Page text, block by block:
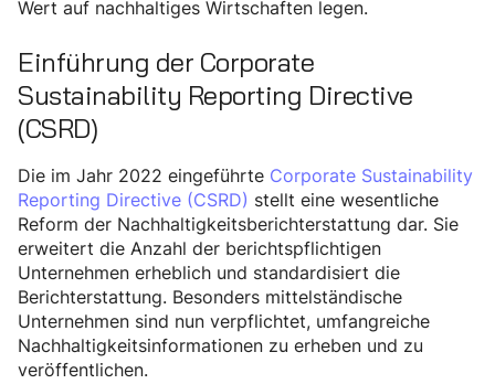
Wert auf nachhaltiges Wirtschaften legen.
Einführung der Corporate
Sustainability Reporting Directive
(CSRD)
Die im Jahr 2022 eingeführte Corporate Sustainability
Reporting Directive (CSRD) stellt eine wesentliche
Reform der Nachhaltigkeitsberichterstattung dar. Sie
erweitert die Anzahl der berichtspflichtigen
Unternehmen erheblich und standardisiert die
Berichterstattung. Besonders mittelständische
Unternehmen sind nun verpflichtet, umfangreiche
Nachhaltigkeitsinformationen zu erheben und zu
veröffentlichen.